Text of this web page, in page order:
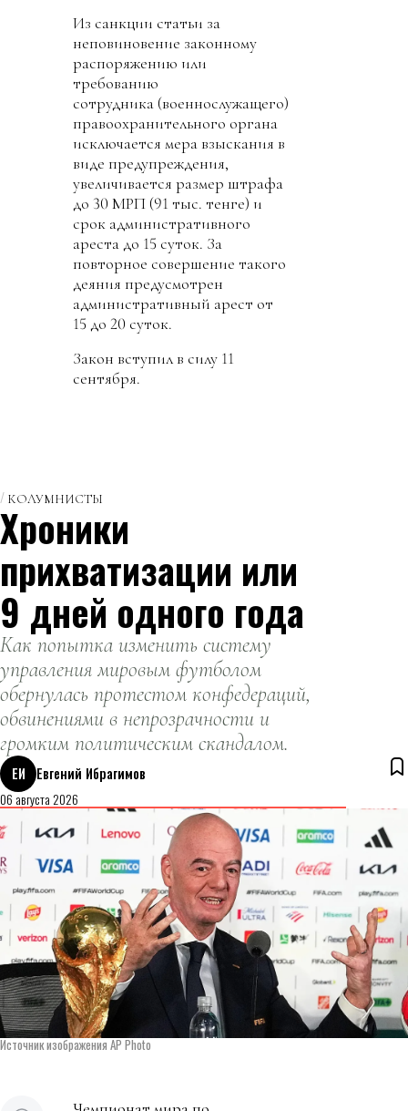
Из санкции статьи за
неповиновение законному
распоряжению или
требованию
сотрудника (военнослужащего)
правоохранительного органа
исключается мера взыскания в
виде предупреждения,
увеличивается размер штрафа
до 30 МРП (91 тыс. тенге) и
срок административного
ареста до 15 суток. За
повторное совершение такого
деяния предусмотрен
административный арест от
15 до 20 суток.
Закон вступил в силу 11
сентября.
КОЛУМНИСТЫ
Хроники
прихватизации или
9 дней одного года
Как попытка изменить систему
управления мировым футболом
обернулась протестом конфедераций,
обвинениями в непрозрачности и
громким политическим скандалом.
ЕИ
Евгений Ибрагимов
06 августа 2026
Источник изображения AP Photo